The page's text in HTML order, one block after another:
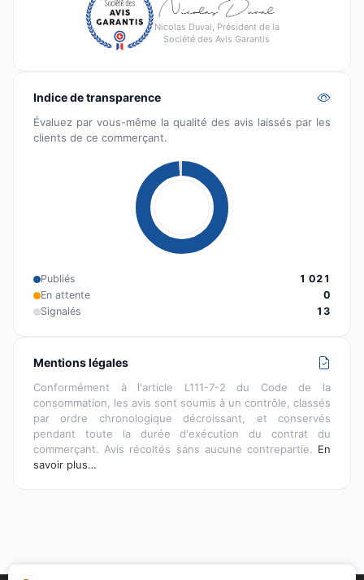
Nicolas Duval, Président de la
Société des Avis Garantis
Indice de transparence
Évaluez par vous-même la qualité des avis laissés par les
clients de ce commerçant.
Publiés
1 021
En attente
0
Signalés
13
Mentions légales
Conformément à l'article L111-7-2 du Code de la
consommation, les avis sont soumis à un contrôle, classés
par ordre chronologique décroissant, et conservés
pendant toute la durée d'exécution du contrat du
commerçant. Avis récoltés sans aucune contrepartie. En
savoir plus…